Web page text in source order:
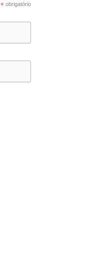
*obrigatório